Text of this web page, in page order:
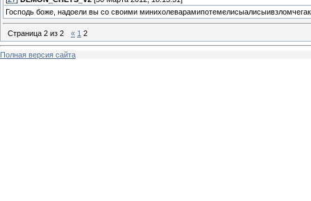
Господь боже, надоели вы со своими
Страница 2 из 2 « 1 2
Полная версия сайта